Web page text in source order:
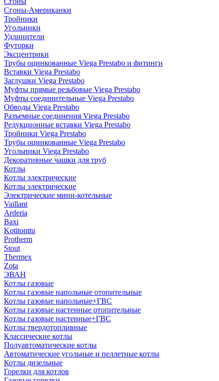
Сгоны-Американки
Тройники
Угольники
Удлинители
Футорки
Эксцентрики
Трубы оцинкованные Viega Prestabo и фитинги
Вставки Viega Prestabo
Заглушки Viega Prestabo
Муфты прямые резьбовые Viega Prestabo
Муфты соединительные Viega Prestabo
Обводы Viega Prestabo
Разъемные соединения Viega Prestabo
Редукционные вставки Viega Prestabo
Тройники Viega Prestabo
Трубы оцинкованные Viega Prestabo
Угольники Viega Prestabo
Декоративные чашки для труб
Котлы
Котлы электрические
Котлы электрические
Электрические мини-котельные
Vaillant
Arderia
Baxi
Kotitonttu
Protherm
Stout
Thermex
Zota
ЭВАН
Котлы газовые
Котлы газовые напольные отопительные
Котлы газовые напольные+ГВС
Котлы газовые настенные отопительные
Котлы газовые настенные+ГВС
Котлы твердотопливные
Классические котлы
Полуавтоматические котлы
Автоматические угольные и пеллетные котлы
Котлы дизельные
Горелки для котлов